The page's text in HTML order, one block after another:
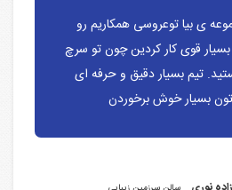
ی بیا توعروسی همکاریم رو
قوی کار کردین چون تو سرچ
تیم بسیار دقیق و حرفه ای
بسیار خوش برخوردن